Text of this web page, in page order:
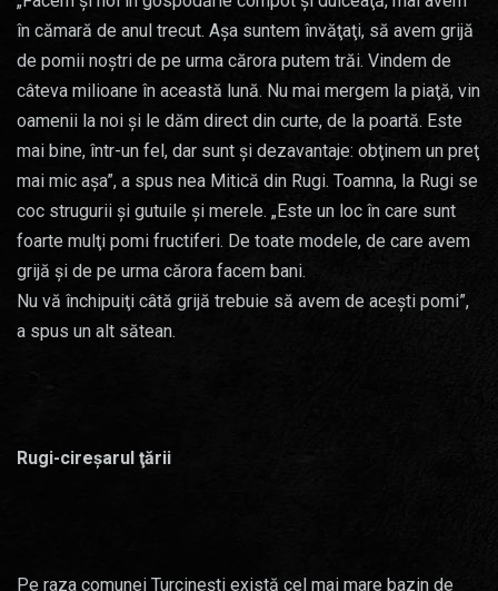
în cămară de anul trecut. Aşa suntem învăţaţi, să avem grijă
de pomii noştri de pe urma cărora putem trăi. Vindem de
câteva milioane în această lună. Nu mai mergem la piaţă, vin
oamenii la noi şi le dăm direct din curte, de la poartă. Este
mai bine, într-un fel, dar sunt şi dezavantaje: obţinem un preţ
mai mic aşa”, a spus nea Mitică din Rugi. Toamna, la Rugi se
coc strugurii şi gutuile şi merele. „Este un loc în care sunt
foarte mulţi pomi fructiferi. De toate modele, de care avem
grijă şi de pe urma cărora facem bani.
Nu vă închipuiţi câtă grijă trebuie să avem de aceşti pomi”,
a spus un alt sătean.
Rugi-cireşarul ţării
Pe raza comunei Turcineşti există cel mai mare bazin de